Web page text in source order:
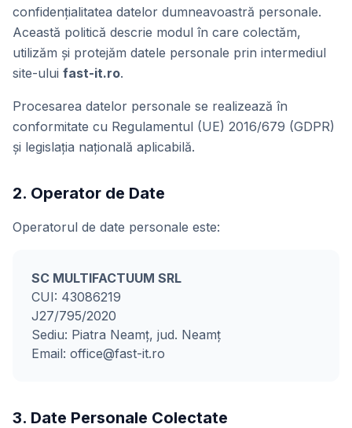
confidențialitatea datelor dumneavoastră personale.
Această politică descrie modul în care colectăm,
utilizăm și protejăm datele personale prin intermediul
site-ului fast-it.ro.
Procesarea datelor personale se realizează în
conformitate cu Regulamentul (UE) 2016/679 (GDPR)
și legislația națională aplicabilă.
2. Operator de Date
Operatorul de date personale este:
SC MULTIFACTUUM SRL
CUI: 43086219
J27/795/2020
Sediu: Piatra Neamț, jud. Neamț
Email: office@fast-it.ro
3. Date Personale Colectate